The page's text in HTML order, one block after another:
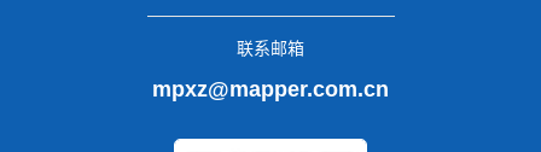
联系邮箱
mpxz@mapper.com.cn